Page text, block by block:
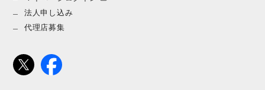
法人申し込み
代理店募集